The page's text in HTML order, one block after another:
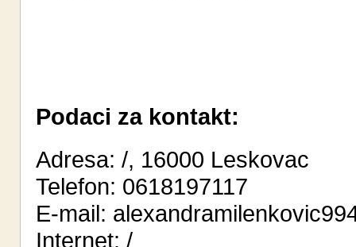
Podaci za kontakt:
Adresa: /, 16000 Leskovac
Telefon: 0618197117
E-mail:
Internet: /